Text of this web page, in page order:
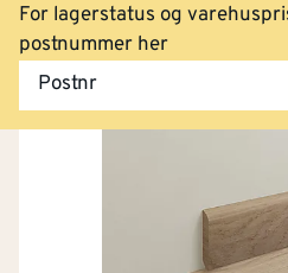
For lagerstatus og
postnummer her
Postnr
Trelast Listverk